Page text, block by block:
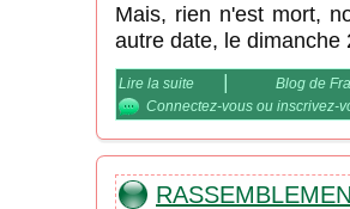
Mais, rien n'est mort,
autre date, le dimanche
Lire la suite de Un dimanche sur
Blog de
Connectez-vous ou inscrivez-